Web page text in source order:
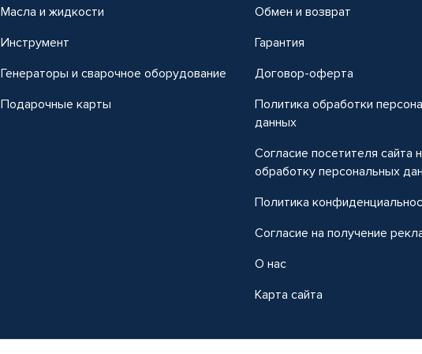
Масла и жидкости
Инструмент
Генераторы и сварочное оборудование
Подарочные карты
Обмен и возврат
Гарантия
Договор-оферта
Политика обработки
данных
Согласие посетителя сайта
обработку персональных
Политика
Согласие на получение
О нас
Карта сайта